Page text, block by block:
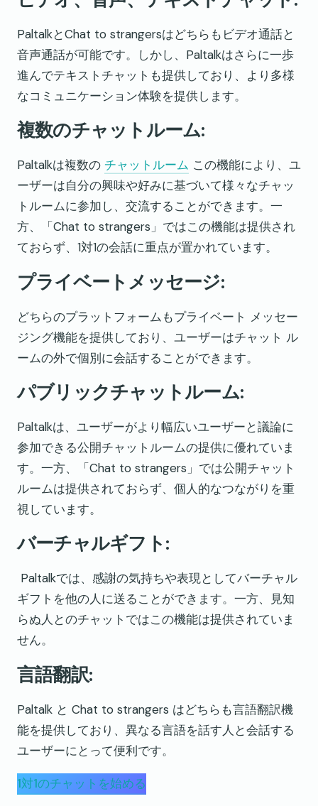
PaltalkとChat to strangersはどちらもビデオ通話と
音声通話が可能です。しかし、Paltalkはさらに一歩
進んでテキストチャットも提供しており、より多様
なコミュニケーション体験を提供します。
複数のチャットルーム:
Paltalkは複数の チャットルーム この機能により、ユ
ーザーは自分の興味や好みに基づいて様々なチャッ
トルームに参加し、交流することができます。一
方、「Chat to strangers」ではこの機能は提供され
ておらず、1対1の会話に重点が置かれています。
プライベートメッセージ:
どちらのプラットフォームもプライベート メッセー
ジング機能を提供しており、ユーザーはチャット ル
ームの外で個別に会話することができます。
パブリックチャットルーム:
Paltalkは、ユーザーがより幅広いユーザーと議論に
参加できる公開チャットルームの提供に優れていま
す。一方、「Chat to strangers」では公開チャット
ルームは提供されておらず、個人的なつながりを重
視しています。
バーチャルギフト:
Paltalkでは、感謝の気持ちや表現としてバーチャル
ギフトを他の人に送ることができます。一方、見知
らぬ人とのチャットではこの機能は提供されていま
せん。
言語翻訳:
Paltalk と Chat to strangers はどちらも言語翻訳機
能を提供しており、異なる言語を話す人と会話する
ユーザーにとって便利です。
1対1のチャットを始める